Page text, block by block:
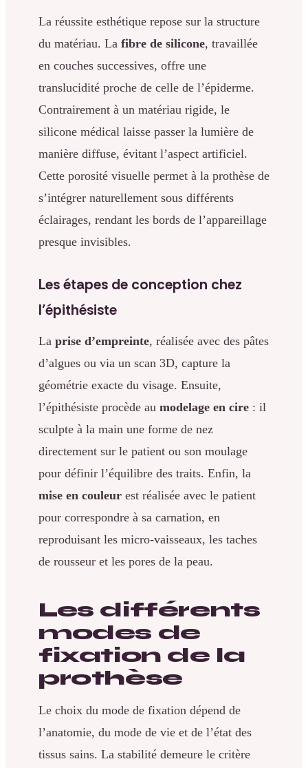
La réussite esthétique repose sur la structure
du matériau. La fibre de silicone, travaillée
en couches successives, offre une
translucidité proche de celle de l’épiderme.
Contrairement à un matériau rigide, le
silicone médical laisse passer la lumière de
manière diffuse, évitant l’aspect artificiel.
Cette porosité visuelle permet à la prothèse de
s’intégrer naturellement sous différents
éclairages, rendant les bords de l’appareillage
presque invisibles.
Les étapes de conception chez
l’épithésiste
La prise d’empreinte, réalisée avec des pâtes
d’algues ou via un scan 3D, capture la
géométrie exacte du visage. Ensuite,
l’épithésiste procède au modelage en cire : il
sculpte à la main une forme de nez
directement sur le patient ou son moulage
pour définir l’équilibre des traits. Enfin, la
mise en couleur est réalisée avec le patient
pour correspondre à sa carnation, en
reproduisant les micro-vaisseaux, les taches
de rousseur et les pores de la peau.
Les différents
modes de
fixation de la
prothèse
Le choix du mode de fixation dépend de
l’anatomie, du mode de vie et de l’état des
tissus sains. La stabilité demeure le critère